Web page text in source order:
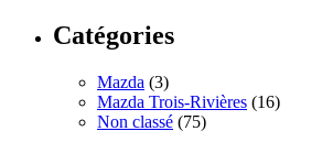
Catégories
Mazda (3)
Mazda Trois-Rivières (16)
Non classé (75)